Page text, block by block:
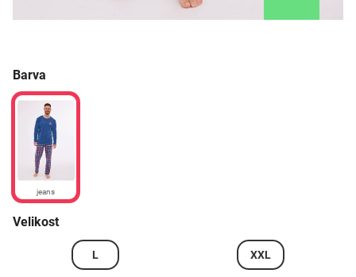
Barva
jeans
Velikost
L XXL